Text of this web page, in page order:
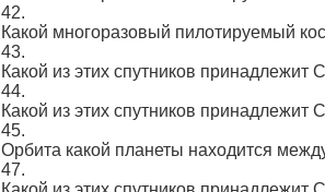
42.
Какой многоразовый пилотируемый
43.
Какой из этих спутников принадлежит
44.
Какой из этих спутников принадлежит
45.
Орбита какой планеты находится
47.